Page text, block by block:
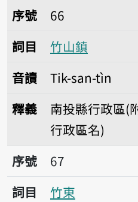
序號66竹山鎮
序號
66
詞目
竹山鎮
音讀
Tik-san-tìn
釋義
南投縣行政區(
行政區名)
序號67竹東
序號
67
詞目
竹東